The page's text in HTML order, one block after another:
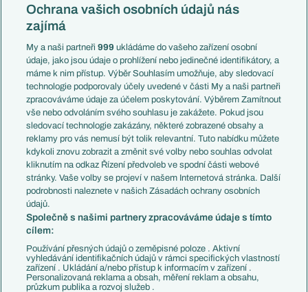
Mistrovství světa
Liga národů
Témata
Představení týmů MS
EuroSkauting
PL v kostce
Evropské koeficienty
Přestupy
Přestupové spekulace
Zranění
Kluby
Arsenal FC
Chelsea FC
Manchester United
AC Milán
Juventus FC
Bayern Mnichov
FC Barcelona
Real Madrid
Česko
Francie
Itálie
Německo
Španělsko
Argentina
Brazílie
Přestupy
Zápasy
Livescore
Tipovací soutěž
Ochrana vašich osobních údajů nás
zajímá
My a naši partneři999 ukládáme do vašeho zařízení osobní
údaje, jako jsou údaje o prohlížení nebo jedinečné identifikátory, a
máme k nim přístup. Výběr Souhlasím umožňuje, aby sledovací
technologie podporovaly účely uvedené v části My a naši partneři
zpracováváme údaje za účelem poskytování. Výběrem Zamítnout
vše nebo odvoláním svého souhlasu je zakážete. Pokud jsou
sledovací technologie zakázány, některé zobrazené obsahy a
reklamy pro vás nemusí být tolik relevantní. Tuto nabídku můžete
kdykoli znovu zobrazit a změnit své volby nebo souhlas odvolat
kliknutím na odkaz Řízení předvoleb ve spodní části webové
stránky. Vaše volby se projeví v našem Internetová stránka. Další
podrobnosti naleznete v našich Zásadách ochrany osobních
údajů.
Společně s našimi partnery zpracováváme údaje s tímto
cílem:
Používání přesných údajů o zeměpisné poloze . Aktivní
vyhledávání identifikačních údajů v rámci specifických vlastností
zařízení . Ukládání a/nebo přístup k informacím v zařízení .
Personalizovaná reklama a obsah, měření reklam a obsahu,
průzkum publika a rozvoj služeb .